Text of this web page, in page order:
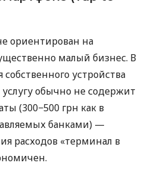
ориентирован на
малый бизнес. В
устройства
обычно не содержит
(300−500 грн как в
банками) —
расходов «терминал в